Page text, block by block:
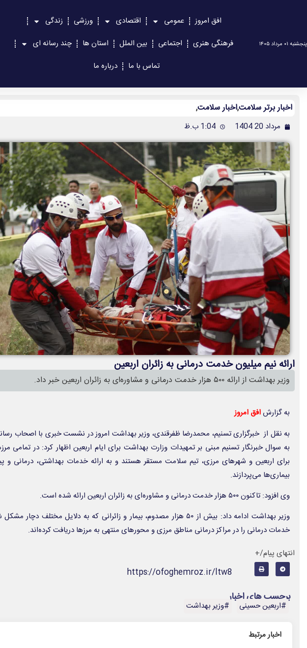
پنجشنبه ۰۱ مرداد ۱۴۰۵
افق امروز عمومی اقتصادی ورزشی
زندگی
فرهنگی هنری
اجتماعی بین الملل استان ها
چند رسانه ای
تماس با ما
درباره ما
اخبار برتر سلامت,اخبار سلامت,
مرداد 20 1404 1:04 ب.ظ
ارائه نیم میلیون خدمت درمانی به زائران اربعین
وزیر بهداشت از ارائه ۵۰۰ هزار خدمت درمانی و مشاوره‌ای به زائران اربعین خبر داد.
به گزارش افق امروز
به نقل از خبرگزاری تسنیم، محمدرضا ظفرقندی، وزیر بهداشت امروز در نشست خبری با اصحاب
به سوال خبرنگار تسنیم مبنی بر تمهیدات وزارت بهداشت برای ایام اربعین اظهار کرد: در تمامی
برای اربعین و شهرهای مرزی، تیم سلامت مستقر هستند و به ارائه خدمات بهداشتی، درمانی و
بیماری‌ها می‌پردازند.
وی افزود: تاکنون ۵۰۰ هزار خدمت درمانی و مشاوره‌ای به زائران اربعین ارائه شده است.
وزیر بهداشت ادامه داد: بیش از ۵۰ هزار مصدوم، بیمار و زائرانی که به دلایل مختلف دچار
خدمات درمانی را در مراکز درمانی مناطق مرزی و محورهای منتهی به مرزها دریافت کرده‌اند.
انتهای پیام/+
https://ofoghemroz.ir/ltw8
برچسب های اخبار
#اربعین حسینی #وزیر بهداشت
اخبار مرتبط